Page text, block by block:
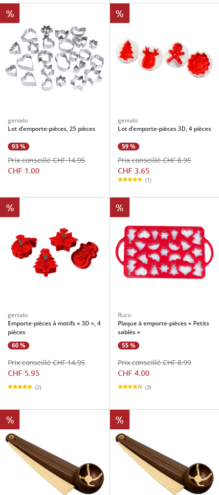
%
genialo
Lot d’emporte-pièces, 25 pièces
93 %
CHF 1.00
Prix conseillé CHF 14.95
%
genialo
Lot d’emporte-pièces 3D, 4 pièces
59 %
CHF 3.65
Prix conseillé CHF 8.95
(1)
%
genialo
Emporte-pièces à motifs « 3D », 4
pièces
60 %
CHF 5.95
Prix conseillé CHF 14.95
(2)
%
Ruco
Plaque à emporte-pièces « Petits
sablés »
55 %
CHF 4.00
Prix conseillé CHF 8.99
(3)
% %